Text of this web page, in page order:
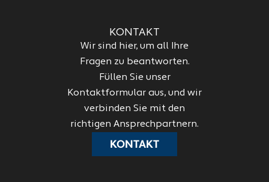
KONTAKT
Wir sind hier, um all Ihre
Fragen zu beantworten.
Füllen Sie unser
Kontaktformular aus, und wir
verbinden Sie mit den
richtigen Ansprechpartnern.
KONTAKT